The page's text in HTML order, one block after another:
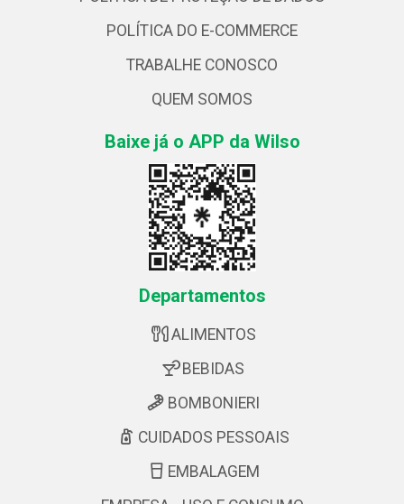
POLÍTICA DO E-COMMERCE
TRABALHE CONOSCO
QUEM SOMOS
Baixe já o APP da Wilso
Departamentos
ALIMENTOS
BEBIDAS
BOMBONIERI
CUIDADOS PESSOAIS
EMBALAGEM